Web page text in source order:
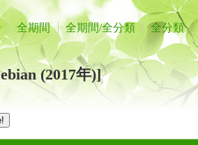
全期間 全期間/全分類 全分類
(2017年)]